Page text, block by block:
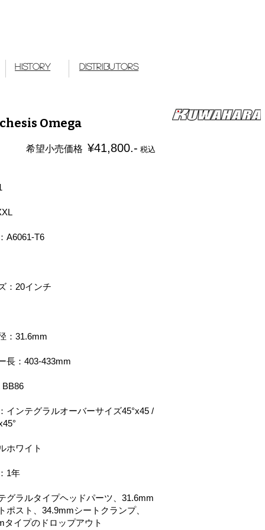
History Distributors
Omega
希望小売価格 ¥41,800.- 税込
A6061-T6
：20インチ
：31.6mm
長：403-433mm
BB86
インテグラルオーバーサイズ45°x45 /
ホワイト
1年
グラルタイプヘッドパーツ、31.6mm
ポスト、34.9mmシートクランプ、
タイプのドロップアウト